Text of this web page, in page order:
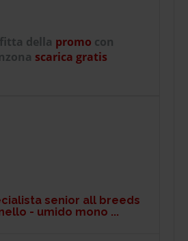
della promo con
scarica gratis
senior all breeds
- umido mono ...